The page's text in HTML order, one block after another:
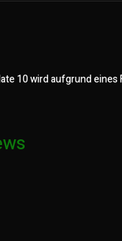
10 wird aufgrund